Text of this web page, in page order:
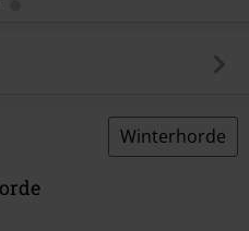
Winterhorde